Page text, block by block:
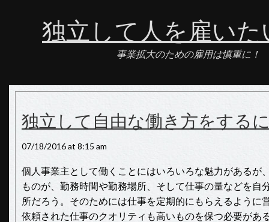
独立して人を雇いた
事業拡大のための雇用は慎重に！
独立して自由な働き方をする
07/18/2016 at 8:15 am
個人事業主として働くことにはいろいろな魅力があるが
ものが、勤務時間や勤務場所、そして仕事の量などを自
所だろう。そのためには仕事を定期的にもらえるように
依頼された仕事のクオリティも高いものを保つ必要があ